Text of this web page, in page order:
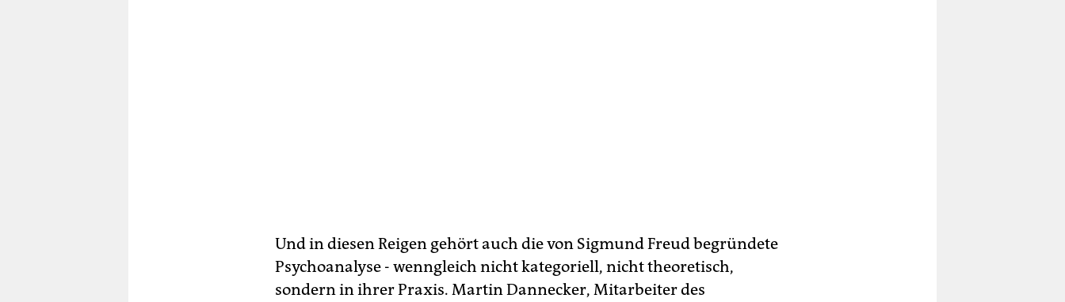
Und in diesen Reigen gehört auch die von Sigmund Freud begründete
Psychoanalyse - wenngleich nicht kategoriell, nicht theoretisch,
sondern in ihrer Praxis. Martin Dannecker, Mitarbeiter des